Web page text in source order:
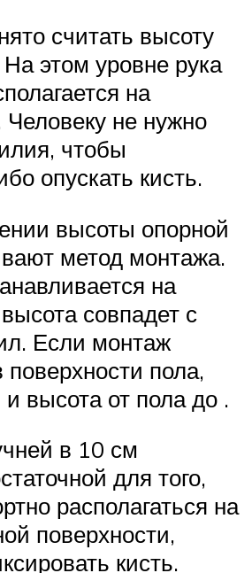
считать высоту
этом уровне рука
на
Человеку не нужно
чтобы
опускать кисть.
высоты опорной
метод монтажа.
на
совпадет с
Если монтаж
поверхности пола,
высота от пола до .
в 10 см
для того,
располагаться на
поверхности,
кисть.